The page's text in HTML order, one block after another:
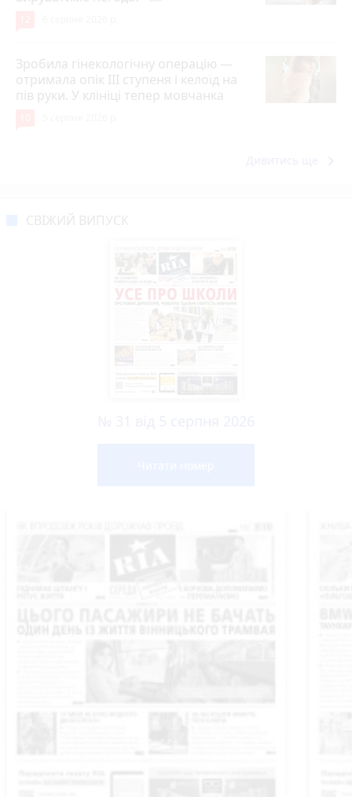
Зробила гінекологічну операцію —
отримала опік ІІІ ступеня і келоїд на
пів руки. У клініці тепер мовчанка